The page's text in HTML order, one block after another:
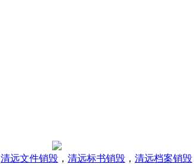
清远文件销毁 ， 清远标书销毁 ， 清远档案销毁